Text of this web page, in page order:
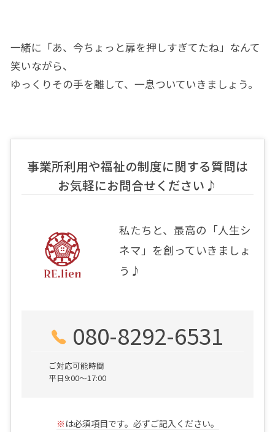
一緒に「あ、今ちょっと扉を押しすぎてたね」なんて
笑いながら、
ゆっくりその手を離して、一息ついていきましょう。
事業所利用や福祉の制度に関する質問は
お気軽にお問合せください♪
私たちと、最高の「人生シ
ネマ」を創っていきましょ
う♪
080-8292-6531
ご対応可能時間
平日9:00～17:00
※ は必須項目です。必ずご記入ください。